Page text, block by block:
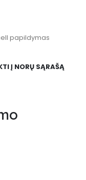
papildymas
Į NORŲ SĄRAŠĄ